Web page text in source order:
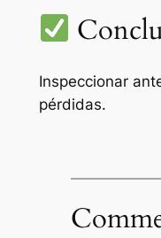
Inspeccionar
pérdidas.